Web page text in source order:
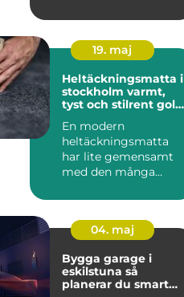
19. maj
Heltäckningsmatta i
stockholm varmt,
tyst och stilrent golv
En modern
heltäckningsmatta
har lite gemensamt
med den många
80-talet. Dagens
mat...
04. maj
Bygga garage i
eskilstuna så
planerar du smart